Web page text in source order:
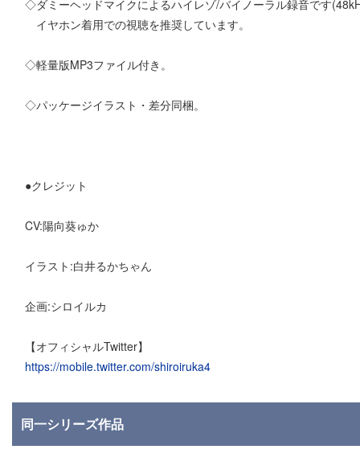
◇ダミーヘッドマイクによるハイレゾ/バイノーラル録音です
イヤホン着用での視聴を推奨しています。
◇軽量版MP3ファイル付き。
◇パッケージイラスト・差分同梱。
●クレジット
CV:陽向葵ゅか
イラスト:白井るかちゃん
企画:シロイルカ
【オフィシャルTwitter】
https://mobile.twitter.com/shiroiruka4
同一シリーズ作品